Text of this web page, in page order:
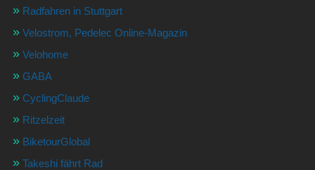
Radfahren in Stuttgart
Velostrom, Pedelec Online-Magazin
Velohome
GABA
CyclingClaude
Ritzelzeit
BiketourGlobal
Takeshi fährt Rad